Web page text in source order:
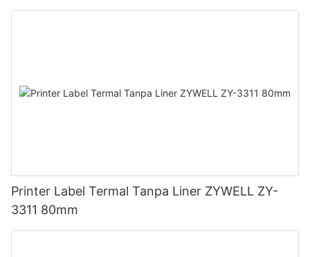
Hitam
Printer Label Termal Tanpa Liner ZYWELL ZY-
3311 80mm